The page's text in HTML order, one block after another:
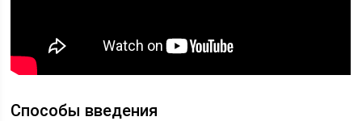
Способы введения